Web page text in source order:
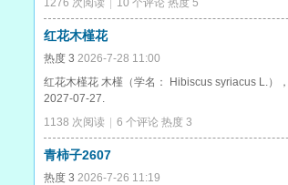
1276 次阅读 10 个评论 热度 5
红花木槿花
热度 3 2026-7-28 11:00
红花木槿花 木槿（学名： Hibiscus syriacus L.）
2027-07-27.
1138 次阅读
6 个评论 热度 3
青柿子2607
热度 3 2026-7-26 11:19